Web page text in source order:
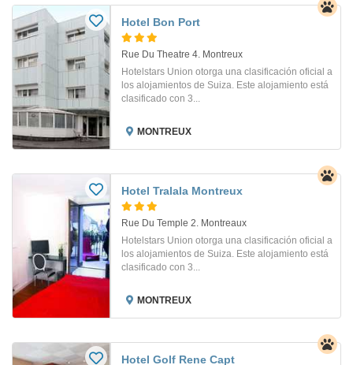
Hotel Bon Port
Rue Du Theatre 4. Montreux
Hotelstars Union otorga una clasificación oficial a
los alojamientos de Suiza. Este alojamiento está
clasificado con 3...
MONTREUX
Hotel Tralala Montreux
Rue Du Temple 2. Montreaux
Hotelstars Union otorga una clasificación oficial a
los alojamientos de Suiza. Este alojamiento está
clasificado con 3...
MONTREUX
Hotel Golf Rene Capt